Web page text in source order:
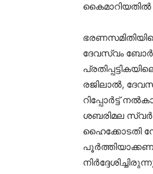
ദേവസ്വം
രജിലാല്‍,
റിപ്പോര്‍ട്ട്
ശബരിമല
ഹൈക്കോടതി